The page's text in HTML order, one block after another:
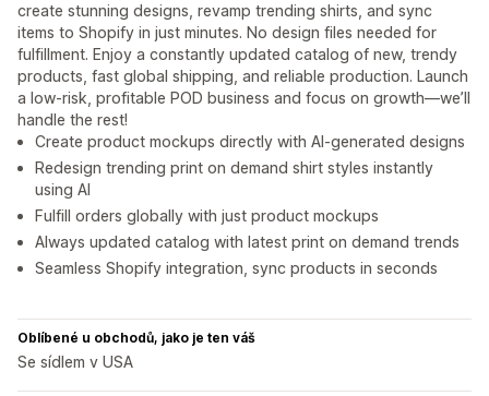
create stunning designs, revamp trending shirts, and sync
items to Shopify in just minutes. No design files needed for
fulfillment. Enjoy a constantly updated catalog of new, trendy
products, fast global shipping, and reliable production. Launch
a low-risk, profitable POD business and focus on growth—we’ll
handle the rest!
Create product mockups directly with AI-generated designs
Redesign trending print on demand shirt styles instantly
using AI
Fulfill orders globally with just product mockups
Always updated catalog with latest print on demand trends
Seamless Shopify integration, sync products in seconds
Oblíbené u obchodů, jako je ten váš
Se sídlem v USA